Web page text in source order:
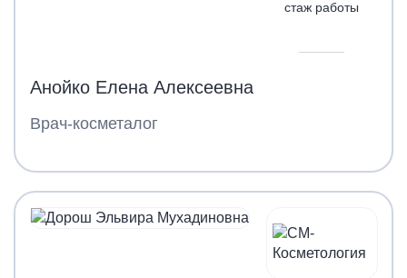
стаж работы
Анойко Елена Алексеевна
Врач-косметалог